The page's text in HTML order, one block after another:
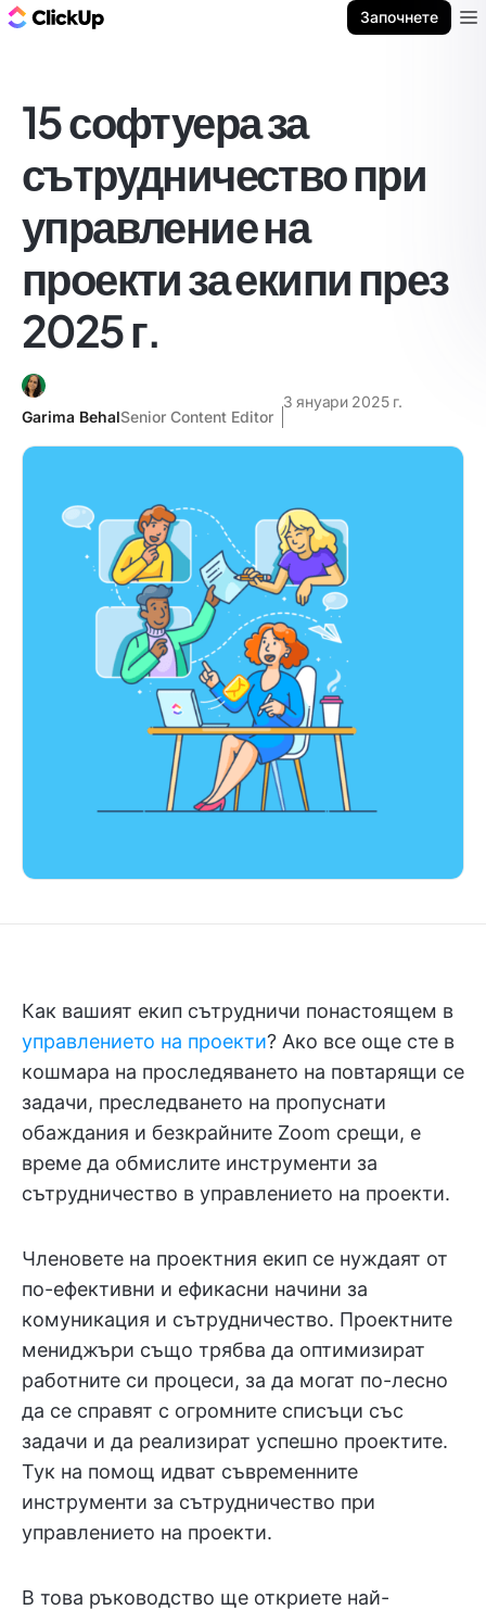
Започнете
15 софтуера за
сътрудничество при
управление на
проекти за екипи през
2025 г.
Garima BehalSenior Content Editor
3 януари 2025 г.
Как вашият екип сътрудничи понастоящем в
управлението на проекти? Ако все още сте в
кошмара на проследяването на повтарящи се
задачи, преследването на пропуснати
обаждания и безкрайните Zoom срещи, е
време да обмислите инструменти за
сътрудничество в управлението на проекти.
Членовете на проектния екип се нуждаят от
по-ефективни и ефикасни начини за
комуникация и сътрудничество. Проектните
мениджъри също трябва да оптимизират
работните си процеси, за да могат по-лесно
да се справят с огромните списъци със
задачи и да реализират успешно проектите.
Тук на помощ идват съвременните
инструменти за сътрудничество при
управлението на проекти.
В това ръководство ще откриете най-